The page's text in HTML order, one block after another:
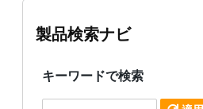
製品検索ナビ
キーワードで検索